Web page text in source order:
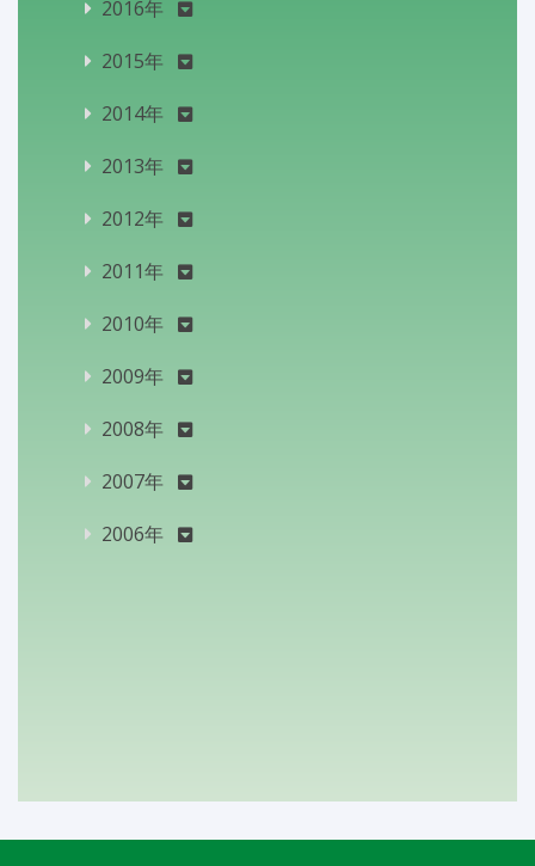
2016年
2015年
2014年
2013年
2012年
2011年
2010年
2009年
2008年
2007年
2006年